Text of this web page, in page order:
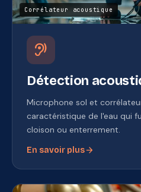
Corrélateur acoustique
hearing
Détection
Microphone sol et
caractéristique de l'eau qui
cloison ou enterrement.
En savoir plusarrow_forward